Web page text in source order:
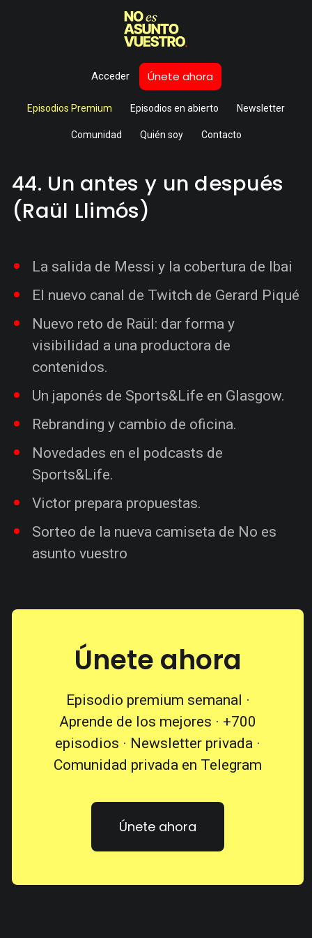
Acceder Únete ahora
Episodios Premium Episodios en abierto Newsletter
Comunidad Quién soy Contacto
44. Un antes y un después
(Raül Llimós)
La salida de Messi y la cobertura de Ibai
El nuevo canal de Twitch de Gerard Piqué
Nuevo reto de Raül: dar forma y
visibilidad a una productora de
contenidos.
Un japonés de Sports&Life en Glasgow.
Rebranding y cambio de oficina.
Novedades en el podcasts de
Sports&Life.
Victor prepara propuestas.
Sorteo de la nueva camiseta de No es
asunto vuestro
Únete ahora
Episodio premium semanal ·
Aprende de los mejores · +700
episodios · Newsletter privada ·
Comunidad privada en Telegram
Únete ahora